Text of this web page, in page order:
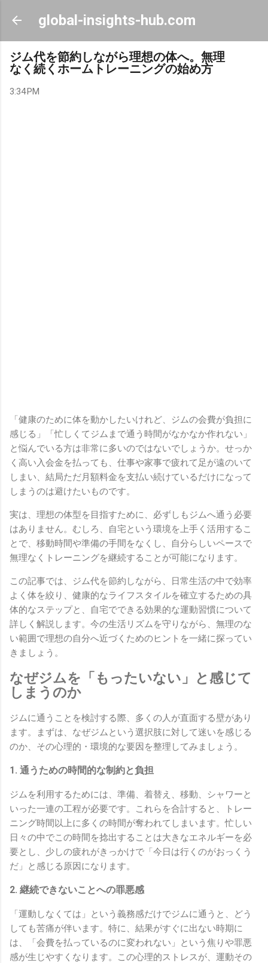
Skip to main content
global-insights-hub.com
ジム代を節約しながら理想の体へ。無理
なく続くホームトレーニングの始め方
3:34 PM
「健康のために体を動かしたいけれど、ジムの会費が負担に
感じる」「忙しくてジムまで通う時間がなかなか作れない」
と悩んでいる方は非常に多いのではないでしょうか。せっか
く高い入会金を払っても、仕事や家事で疲れて足が遠のいて
しまい、結局ただ月額料金を支払い続けているだけになって
しまうのは避けたいものです。
実は、理想の体型を目指すために、必ずしもジムへ通う必要
はありません。むしろ、自宅という環境を上手く活用するこ
とで、移動時間や準備の手間をなくし、自分らしいペースで
無理なくトレーニングを継続することが可能になります。
この記事では、ジム代を節約しながら、日常生活の中で効率
よく体を絞り、健康的なライフスタイルを確立するための具
体的なステップと、自宅でできる効果的な運動習慣について
詳しく解説します。今の生活リズムを守りながら、無理のな
い範囲で理想の自分へ近づくためのヒントを一緒に探ってい
きましょう。
なぜジムを「もったいない」と感じて
しまうのか
ジムに通うことを検討する際、多くの人が直面する壁があり
ます。まずは、なぜジムという選択肢に対して迷いを感じる
のか、その心理的・環境的な要因を整理してみましょう。
1. 通うための時間的な制約と負担
ジムを利用するためには、準備、着替え、移動、シャワーと
いった一連の工程が必要です。これらを合計すると、トレー
ニング時間以上に多くの時間が奪われてしまいます。忙しい
日々の中でこの時間を捻出することは大きなエネルギーを必
要とし、少しの疲れがきっかけで「今日は行くのがおっくう
だ」と感じる原因になります。
2. 継続できないことへの罪悪感
「運動しなくては」という義務感だけでジムに通うと、どう
しても苦痛が伴います。特に、結果がすぐに出ない時期に
は、「会費を払っているのに変われない」という焦りや罪悪
感が生じやすくなります。この心理的ストレスが、運動その